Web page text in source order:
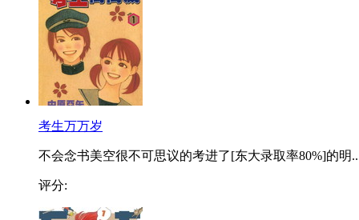
考生万万岁
不会念书美空很不可思议的考进了[东大录取率80%]的明
评分: